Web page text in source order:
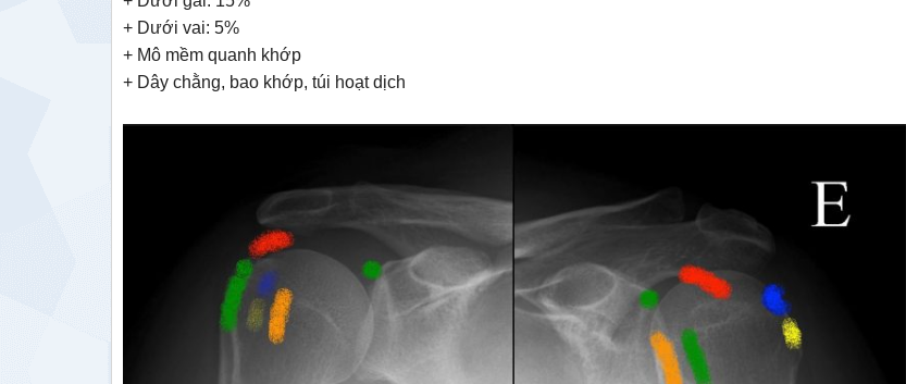
+ Dưới vai: 5%
+ Mô mềm quanh khớp
+ Dây chằng, bao khớp, túi hoạt dịch